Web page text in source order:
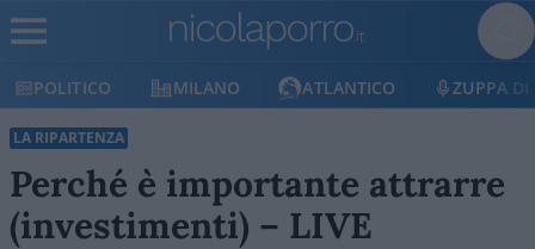
POLITICO MILANO ATLANTICO ZUPPA DI
LA RIPARTENZA
Perché è importante attrarre
(investimenti) – LIVE